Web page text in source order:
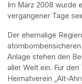
Im März 2008 wurde
vergangener Tage
Der ehemalige
Anlage stehen den
aller Welt ein. Für
Heimatverein „Alt-